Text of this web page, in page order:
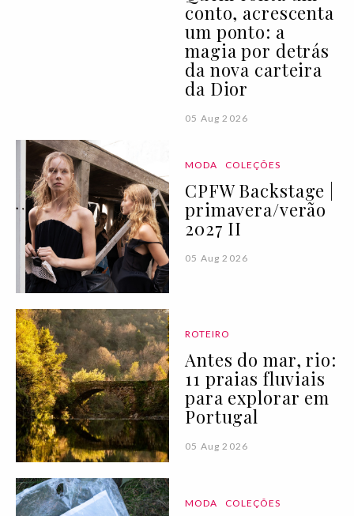
conto, acrescenta
um ponto: a
magia por detrás
da nova carteira
da Dior
05 Aug 2026
MODA COLEÇÕES
CPFW Backstage |
primavera/verão
2027 II
05 Aug 2026
ROTEIRO
Antes do mar, rio:
11 praias fluviais
para explorar em
Portugal
05 Aug 2026
MODA COLEÇÕES